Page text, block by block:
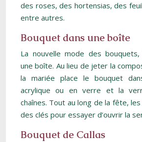
des roses, des hortensias, des
entre autres.
Bouquet dans une boîte
La nouvelle mode des bouquets,
une boîte. Au lieu de jeter la
la mariée place le bouquet
acrylique ou en verre et la
chaînes. Tout au long de la fête,
des clés pour essayer d’ouvrir la
Bouquet de Callas